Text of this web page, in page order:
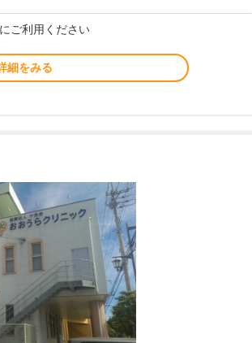
ご利用ください
細をみる